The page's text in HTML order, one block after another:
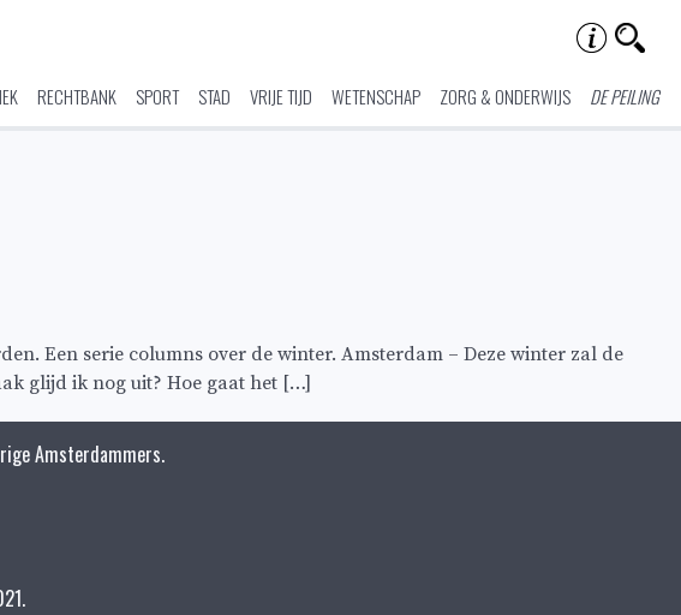
RECHTBANK SPORT STAD VRIJE TIJD WETENSCHAP ZORG & ONDERWIJS DE PEILING
Een serie columns over de winter. Amsterdam – Deze winter zal de
glijd ik nog uit? Hoe gaat het […]
Amsterdammers.